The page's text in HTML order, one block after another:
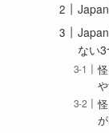
ない3